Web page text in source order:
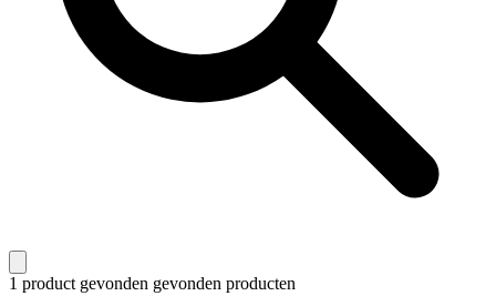
1 product gevonden gevonden producten